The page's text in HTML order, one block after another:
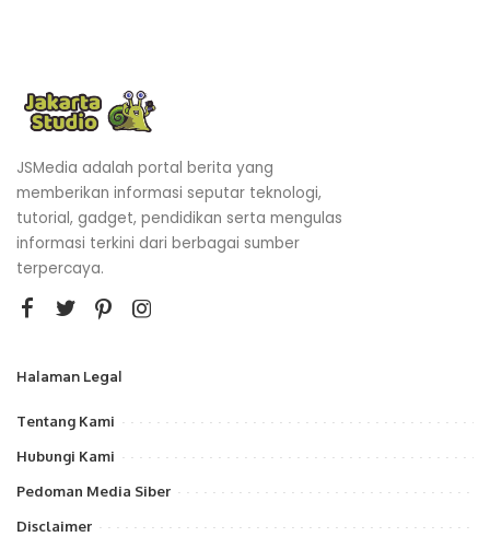
JSMedia adalah portal berita yang
memberikan informasi seputar teknologi,
tutorial, gadget, pendidikan serta mengulas
informasi terkini dari berbagai sumber
terpercaya.
Halaman Legal
Tentang Kami
Hubungi Kami
Pedoman Media Siber
Disclaimer